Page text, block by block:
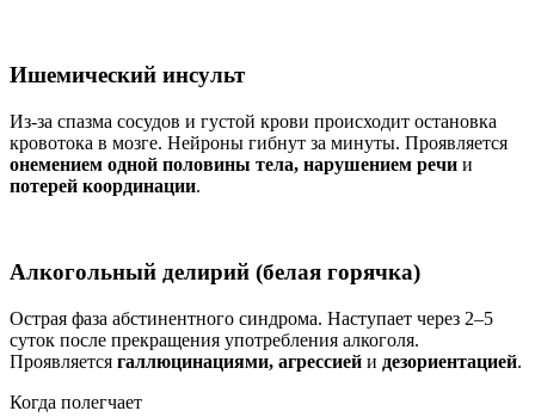
Ишемический инсульт
Из-за спазма сосудов и густой крови происходит остановка
кровотока в мозге. Нейроны гибнут за минуты. Проявляется
онемением одной половины тела, нарушением речи и
потерей координации.
Алкогольный делирий (белая горячка)
Острая фаза абстинентного синдрома. Наступает через 2–5
суток после прекращения употребления алкоголя.
Проявляется галлюцинациями, агрессией и дезориентацией.
Когда полегчает